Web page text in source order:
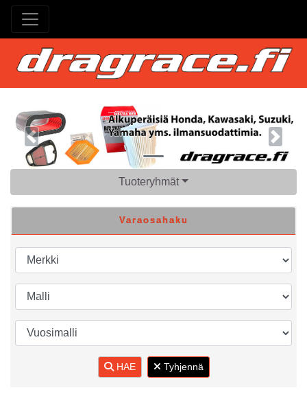
Previous Next
Tuoteryhmät
Varaosahaku
HAE Tyhjennä